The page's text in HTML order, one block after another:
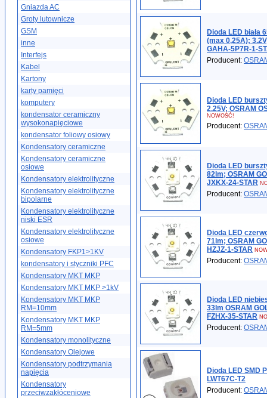
Gniazda AC
Groty lutownicze
GSM
inne
Interfejs
Kabel
Kartony
karty pamięci
komputery
kondensator ceramiczny
wysokonapięciowe
kondensator foliowy osiowy
Kondensatory ceramiczne
Kondensatory ceramiczne
osiowe
Kondensatory elektrolityczne
Kondensatory elektrolityczne
bipolarne
Kondensatory elektrolityczne
niski ESR
Kondensatory elektrolityczne
osiowe
Kondensatory FKP1>1KV
kondensatory i styczniki PFC
Kondensatory MKT MKP
Kondensatory MKT MKP >1kV
Kondensatory MKT MKP
RM=10mm
Kondensatory MKT MKP
RM=5mm
Kondensatory monolityczne
Kondensatory Olejowe
Kondensatory podtrzymania
napięcia
Kondensatory
przeciwzakłóceniowe
Dioda LED biała
(max 0,25A);
GAHA-5P7R-1-
Producent:
Dioda LED
2.25V; OSRAM
NOWOŚĆ!
Producent:
Dioda LED
82lm; OSRAM
JXKX-24-STAR
Producent:
Dioda LED
71lm; OSRAM
HZJZ-1-STAR
Producent:
Dioda LED
33lm OSRAM
FZHX-35-STAR
Producent:
Dioda LED SMD
LWT67C-T2
Producent: